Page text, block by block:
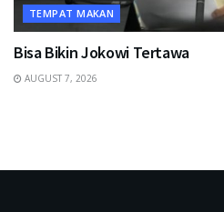
TEMPAT MAKAN
Bisa Bikin Jokowi Tertawa
AUGUST 7, 2026